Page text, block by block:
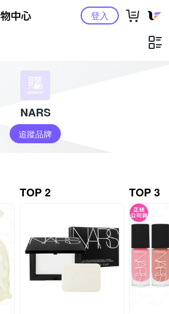
Yahoo購物中心登入
NARS
追蹤品牌
TOP 2 TOP 3